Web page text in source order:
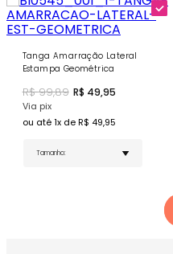
Amarrações
do ajuste no pescoço
COMPRE AGORA
-
Lateral Estampa
sofisticado!
Tanga Amarração Lateral
Estampa Geométrica
R$99,89 R$ 49,95
Via pix
ou até1x de R$ 49,95